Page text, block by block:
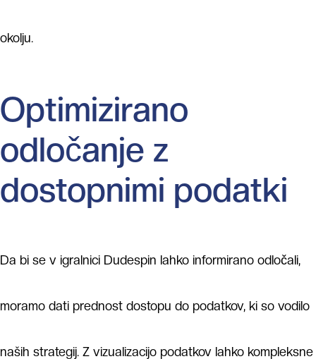
okolju.
Optimizirano
odločanje z
dostopnimi podatki
Da bi se v igralnici Dudespin lahko informirano odločali,
moramo dati prednost dostopu do podatkov, ki so vodilo
naših strategij. Z vizualizacijo podatkov lahko kompleksne